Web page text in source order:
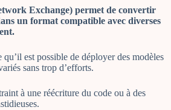
Exchange) permet de convertir
un format compatible avec diverses
est possible de déployer des modèles
sans trop d’efforts.
à une réécriture du code ou à des